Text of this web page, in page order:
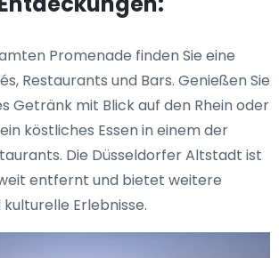
Promenade finden Sie eine
Restaurants und Bars. Genießen Sie
Getränk mit Blick auf den Rhein oder
köstliches Essen in einem der
Die Düsseldorfer Altstadt ist
entfernt und bietet weitere
Erlebnisse.